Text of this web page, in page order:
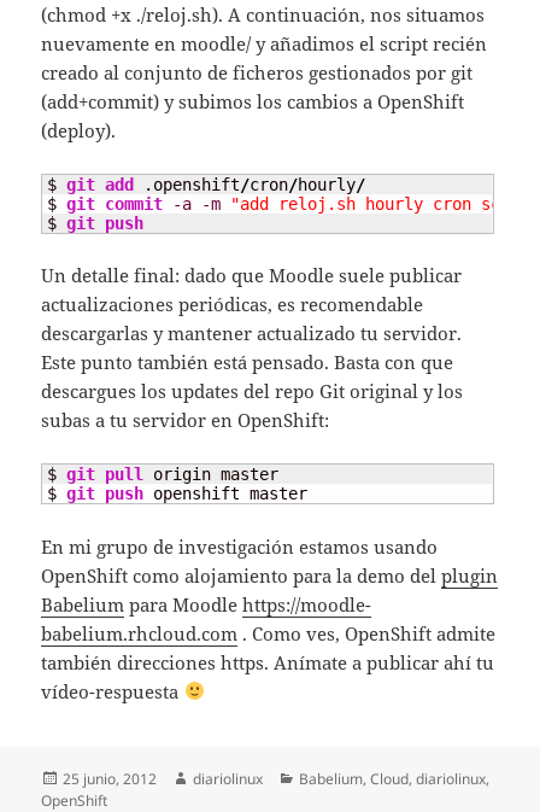
(chmod +x ./reloj.sh). A continuación, nos situamos
nuevamente en moodle/ y añadimos el script recién
creado al conjunto de ficheros gestionados por git
(add+commit) y subimos los cambios a OpenShift
(deploy).
$ git add .openshift/cron/hourly/
$ git commit -a -m
"add reloj.sh hourly cron
$ git push
Un detalle final: dado que Moodle suele publicar
actualizaciones periódicas, es recomendable
descargarlas y mantener actualizado tu servidor.
Este punto también está pensado. Basta con que
descargues los updates del repo Git original y los
subas a tu servidor en OpenShift:
$ git pull origin master
$ git push openshift master
En mi grupo de investigación estamos usando
OpenShift como alojamiento para la demo delplugin
Babelium para Moodlehttps://moodle-
babelium.rhcloud.com . Como ves, OpenShift admite
también direcciones https. Anímate a publicar ahí tu
vídeo-respuesta
Publicado
el
25 junio, 2012 Autor
diariolinux Categorías
Babelium,Cloud,diariolinux,
OpenShift